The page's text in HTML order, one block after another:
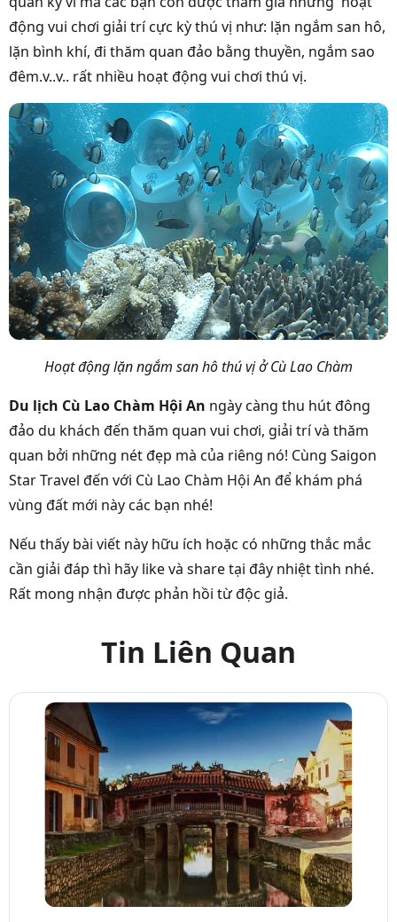
động vui chơi giải trí cực kỳ thú vị như: lặn ngắm san hô,
lặn bình khí, đi thăm quan đảo bằng thuyền, ngắm sao
đêm.v..v.. rất nhiều hoạt động vui chơi thú vị.
Hoạt động lặn ngắm san hô thú vị ở Cù Lao Chàm
Du lịch Cù Lao Chàm Hội An ngày càng thu hút đông
đảo du khách đến thăm quan vui chơi, giải trí và thăm
quan bởi những nét đẹp mà của riêng nó! Cùng Saigon
Star Travel đến với Cù Lao Chàm Hội An để khám phá
vùng đất mới này các bạn nhé!
Nếu thấy bài viết này hữu ích hoặc có những thắc mắc
cần giải đáp thì hãy like và share tại đây nhiệt tình nhé.
Rất mong nhận được phản hồi từ độc giả.
Tin Liên Quan